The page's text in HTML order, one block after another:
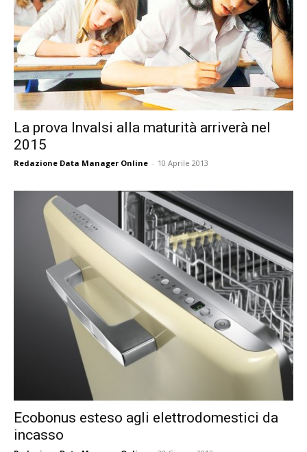
La prova Invalsi alla maturità arriverà nel
2015
Redazione Data Manager Online - 10 Aprile 2013
Ecobonus esteso agli elettrodomestici da
incasso